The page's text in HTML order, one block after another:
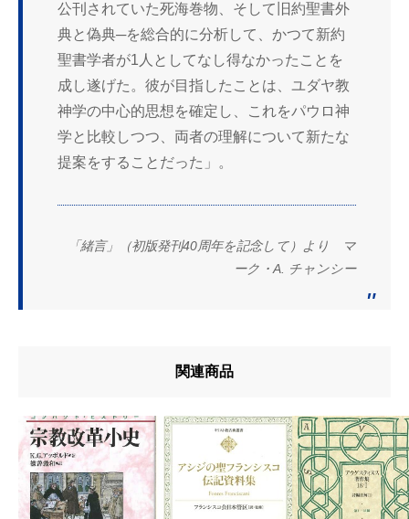
公刊されていた死海巻物、そして旧約聖書外
典と偽典─を総合的に分析して、かつて新約
聖書学者が1人としてなし得なかったことを
成し遂げた。彼が目指したことは、ユダヤ教
神学の中心的思想を確定し、これをパウロ神
学と比較しつつ、両者の理解について新たな
提案をすることだった」。
「緒言」（初版発刊40周年を記念して）より マ
ーク・A. チャンシー
関連商品